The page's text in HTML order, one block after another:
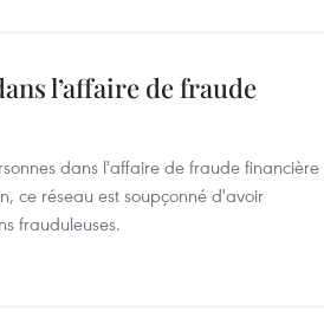
l’affaire de fraude
dans l'affaire de fraude financière
ce réseau est soupçonné d'avoir
frauduleuses.